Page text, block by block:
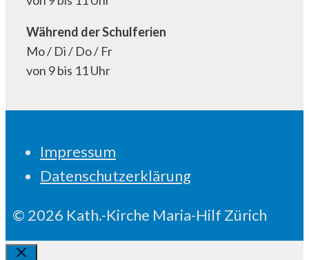
Während der Schulferien
Mo / Di / Do / Fr
von 9 bis 11 Uhr
Impressum
Datenschutzerklärung
© 2026 Kath.-Kirche Maria-Hilf Zürich